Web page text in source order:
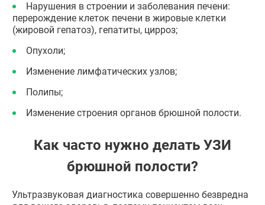
Нарушения в строении и заболевания печени:
перерождение клеток печени в жировые клетки
(жировой гепатоз), гепатиты, цирроз;
Опухоли;
Изменение лимфатических узлов;
Полипы;
Изменение строения органов брюшной полости.
Как часто нужно делать УЗИ
брюшной полости?
Ультразвуковая диагностика совершенно безвредна